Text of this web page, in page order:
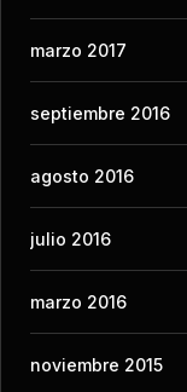
marzo 2017
septiembre 2016
agosto 2016
julio 2016
marzo 2016
noviembre 2015